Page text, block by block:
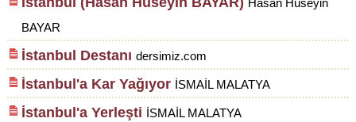
Hasan Hüseyin
BAYAR
İstanbul Destanı dersimiz.com
İstanbul'a Kar Yağıyor İSMAİL MALATYA
İstanbul'a Yerleşti İSMAİL MALATYA